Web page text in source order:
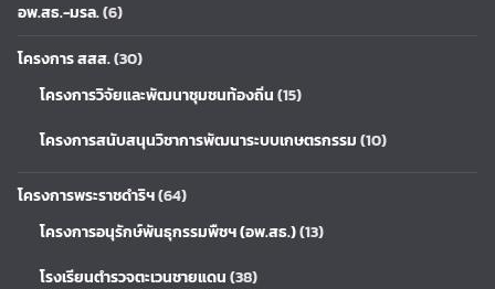
อพ.สธ.-มรล.(6)
โครงการ สสส.(30)
โครงการวิจัยและพัฒนาชุมชนท้องถิ่น(15)
โครงการสนับสนุนวิชาการพัฒนาระบบเกษตรกรรม(10)
โครงการพระราชดำริฯ(64)
โครงการอนุรักษ์พันธุกรรมพืชฯ (อพ.สธ.)(13)
โรงเรียนตำรวจตะเวนชายแดน(38)